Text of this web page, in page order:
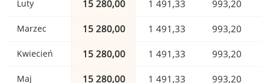
Luty 15 280,00 1 491,33 993,20
Marzec 15 280,00 1 491,33 993,20
Kwiecień 15 280,00 1 491,33 993,20
Maj 15 280,00 1 491,33 993,20